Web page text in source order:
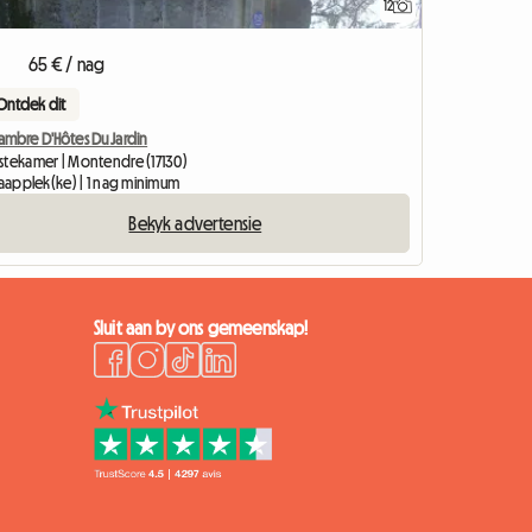
12
65 € / nag
dit
D'Hôtes Du Jardin
| Montendre (17130)
| 1 nag minimum
Bekyk advertensie
Sluit aan by ons gemeenskap!